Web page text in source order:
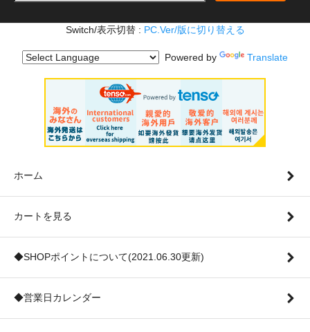
Switch/表示切替 : PC.Ver/版に切り替える
Powered by Translate
ホーム
カートを見る
◆SHOPポイントについて(2021.06.30更新)
◆営業日カレンダー